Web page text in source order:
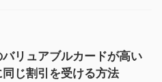
リュアブルカードが高い
同じ割引を受ける方法